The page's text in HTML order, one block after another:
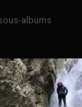
albums